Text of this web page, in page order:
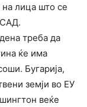
на лица што се
САД.
треба да
ќе има
Бугарија,
земји во ЕУ
веќе